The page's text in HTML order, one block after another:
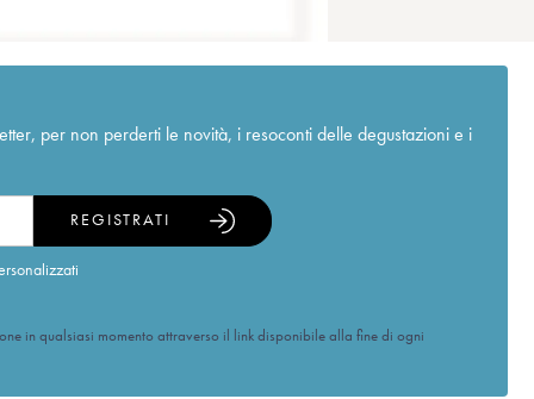
per non perderti le novità, i resoconti delle degustazioni e i
REGISTRATI
in qualsiasi momento attraverso il link disponibile alla fine di ogni